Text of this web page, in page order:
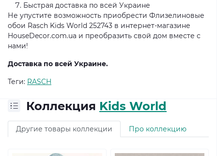
Быстрая доставка по всей Украине
Не упустите возможность приобрести Флизелиновые
обои Rasch Kids World 252743 в интернет-магазине
HouseDecor.com.ua и преобразить свой дом вместе с
нами!
Доставка по всей Украине.
Теги: RASCH
Коллекция Kids World
Другие товары коллекции Про коллекцию